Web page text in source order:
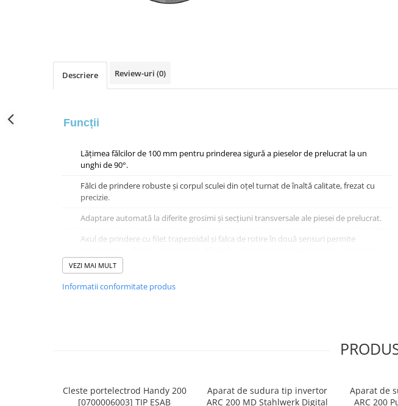
Discuri hibrid de slefuire polizare
Dulapuri scule, carucioare de scule
Echipamente de protectie
Pachete aparate sudura
Sarma sudura, baghete TIG,
Baghete sudura WIG (TIG)
Electrozi sudura
Taiere sudare oxigaz
Unitati de extragere a fumului
Descriere Review-uri (0)
Funcții
Lățimea fălcilor de 100 mm pentru prinderea sigură a pieselor de prelucrat la un
unghi de 90°.
Fălci de prindere robuste și corpul sculei din oțel turnat de înaltă calitate, frezat cu
precizie.
Adaptare automată la diferite grosimi și secțiuni transversale ale piesei de prelucrat.
Axul de prindere cu filet trapezoidal și falca de rotire în două sensuri permite
piesei de prelucrat.
Mânerul ergonomic asigură o operare ușoară, o senzație bună și o manipulare
Domeniu de prindere max.
100 mm
VEZI MAI MULT
Informatii conformitate produs
Cleste portelectrod Handy 200
[0700006003] TIP ESAB
Aparat de sudura tip invertor
ARC 200 MD Stahlwerk Digital
Aparat de
ARC 200